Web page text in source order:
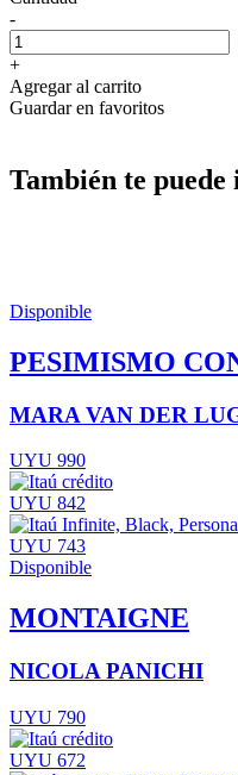
-
+
Agregar al carrito
Guardar en favoritos
También te puede
Disponible
PESIMISMO
MARA VAN DER
UYU 990
UYU 842
UYU 743
Disponible
MONTAIGNE
NICOLA PANICHI
UYU 790
UYU 672